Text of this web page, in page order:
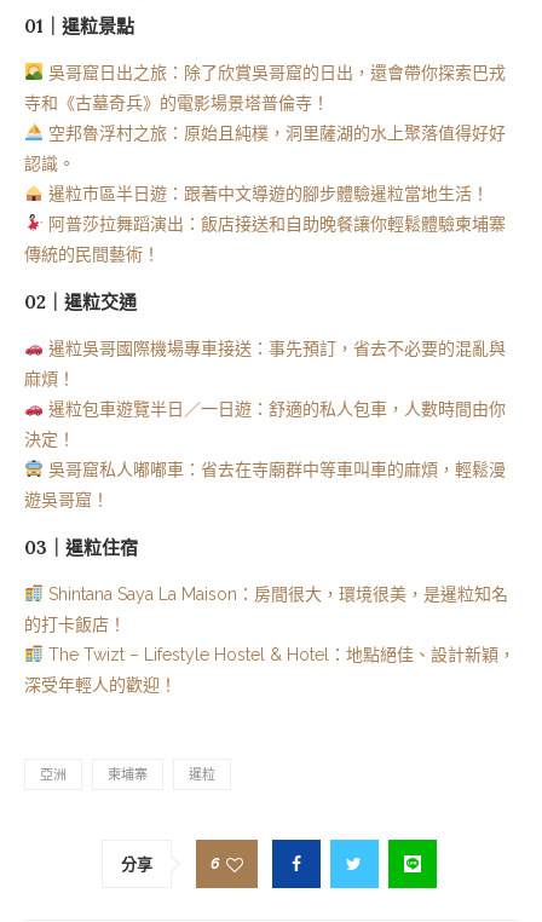
01｜暹粒景點
吳哥窟日出之旅：除了欣賞吳哥窟的日出，還會帶你探索巴戎
寺和《古墓奇兵》的電影場景塔普倫寺！
空邦魯浮村之旅：原始且純樸，洞里薩湖的水上聚落值得好好
認識。
暹粒市區半日遊：跟著中文導遊的腳步體驗暹粒當地生活！
阿普莎拉舞蹈演出：飯店接送和自助晚餐讓你輕鬆體驗柬埔寨
傳統的民間藝術！
02｜暹粒交通
暹粒吳哥國際機場專車接送：事先預訂，省去不必要的混亂與
麻煩！
暹粒包車遊覽半日／一日遊：舒適的私人包車，人數時間由你
決定！
吳哥窟私人嘟嘟車：省去在寺廟群中等車叫車的麻煩，輕鬆漫
遊吳哥窟！
03｜暹粒住宿
Shintana Saya La Maison：房間很大，環境很美，是暹粒知名
的打卡飯店！
The Twizt – Lifestyle Hostel & Hotel：地點絕佳、設計新穎，
深受年輕人的歡迎！
亞洲 柬埔寨 暹粒
分享 6